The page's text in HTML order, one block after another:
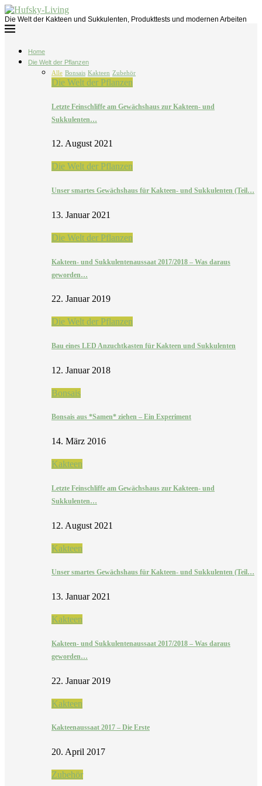
Die Welt der Kakteen und Sukkulenten, Produkttests und modernen Arbeiten
Home
Die Welt der Pflanzen
Alle Bonsais Kakteen Zubehör
Die Welt der Pflanzen
Letzte Feinschliffe am Gewächshaus zur Kakteen- und
Sukkulenten…
12. August 2021
Die Welt der Pflanzen
Unser smartes Gewächshaus für Kakteen- und Sukkulenten (Teil…
13. Januar 2021
Die Welt der Pflanzen
Kakteen- und Sukkulentenaussaat 2017/2018 – Was daraus
geworden…
22. Januar 2019
Die Welt der Pflanzen
Bau eines LED Anzuchtkasten für Kakteen und Sukkulenten
12. Januar 2018
Bonsais
Bonsais aus *Samen* ziehen – Ein Experiment
14. März 2016
Kakteen
Letzte Feinschliffe am Gewächshaus zur Kakteen- und
Sukkulenten…
12. August 2021
Kakteen
Unser smartes Gewächshaus für Kakteen- und Sukkulenten (Teil…
13. Januar 2021
Kakteen
Kakteen- und Sukkulentenaussaat 2017/2018 – Was daraus
geworden…
22. Januar 2019
Kakteen
Kakteenaussaat 2017 – Die Erste
20. April 2017
Zubehör